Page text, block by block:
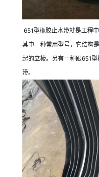
651型橡胶止水带就是工程
其中一种常用型号，它结构
起的立棱。另有一种跟651
带。